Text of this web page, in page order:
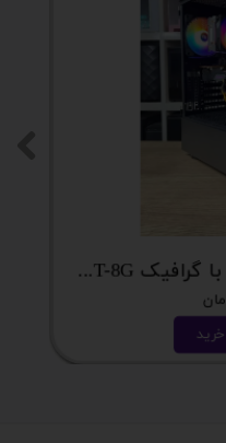
کیس فوق اقتصادی i7 با گرافیک 8گیگ فوق اکونومی کد 2162